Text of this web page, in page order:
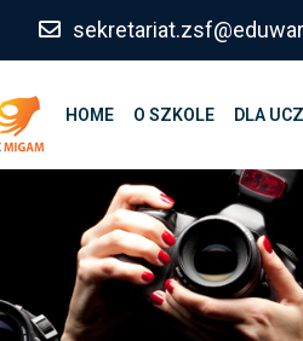
HOME O SZKOLE DLA